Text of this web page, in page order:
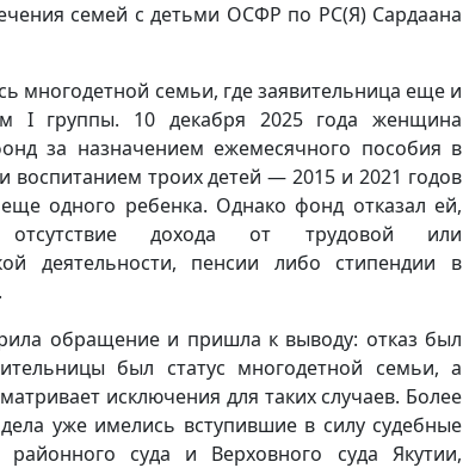
семей с детьми ОСФР по РС(Я) Сардаана
многодетной семьи, где заявительница еще и
I группы. 10 декабря 2025 года женщина
за назначением ежемесячного пособия в
воспитанием троих детей — 2015 и 2021 годов
одного ребенка. Однако фонд отказал ей,
дохода от трудовой или
деятельности, пенсии либо стипендии в
обращение и пришла к выводу: отказ был
был статус многодетной семьи, а
исключения для таких случаев. Более
уже имелись вступившие в силу судебные
суда и Верховного суда Якутии,